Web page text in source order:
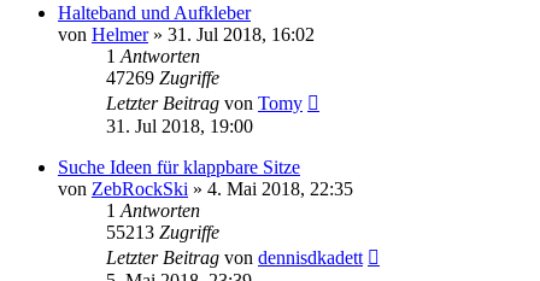
Halteband und Aufkleber
von Helmer» 31. Jul 2018, 16:02
1 Antworten
47269 Zugriffe
Letzter Beitrag von Tomy
31. Jul 2018, 19:00
Suche Ideen für klappbare Sitze
von ZebRockSki » 4. Mai 2018, 22:35
1 Antworten
55213 Zugriffe
Letzter Beitrag von dennisdkadett